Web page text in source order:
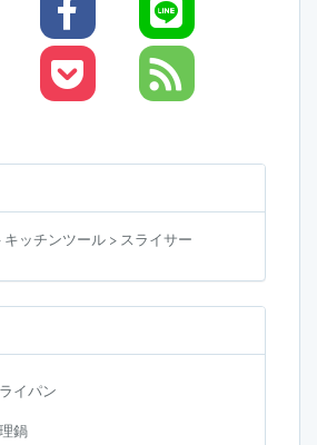
キッチンツール > スライサー
イパン
鍋